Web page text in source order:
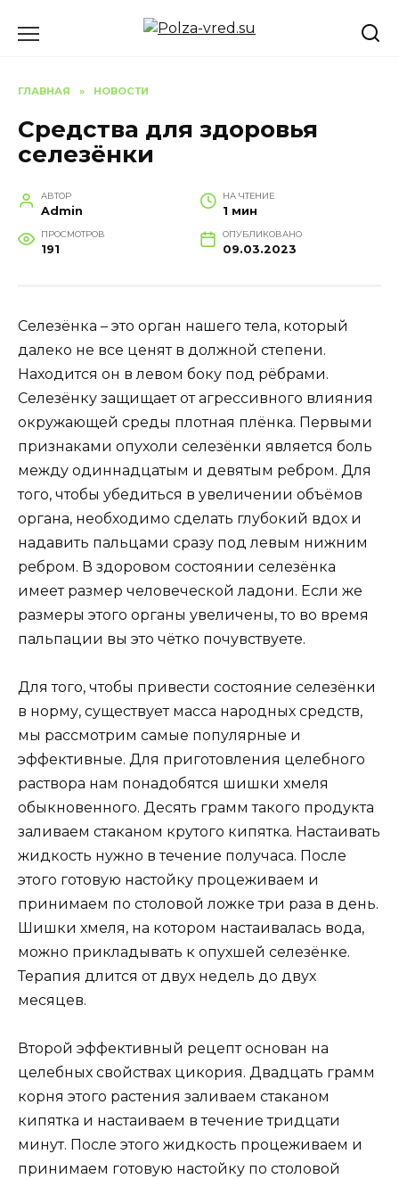
ГЛАВНАЯ » НОВОСТИ
Средства для здоровья
селезёнки
АВТОР
Admin
НА ЧТЕНИЕ
1 мин
ПРОСМОТРОВ
191
ОПУБЛИКОВАНО
09.03.2023
Селезёнка – это орган нашего тела, который
далеко не все ценят в должной степени.
Находится он в левом боку под рёбрами.
Селезёнку защищает от агрессивного влияния
окружающей среды плотная плёнка. Первыми
признаками опухоли селезёнки является боль
между одиннадцатым и девятым ребром. Для
того, чтобы убедиться в увеличении объёмов
органа, необходимо сделать глубокий вдох и
надавить пальцами сразу под левым нижним
ребром. В здоровом состоянии селезёнка
имеет размер человеческой ладони. Если же
размеры этого органы увеличены, то во время
пальпации вы это чётко почувствуете.
Для того, чтобы привести состояние селезёнки
в норму, существует масса народных средств,
мы рассмотрим самые популярные и
эффективные. Для приготовления целебного
раствора нам понадобятся шишки хмеля
обыкновенного. Десять грамм такого продукта
заливаем стаканом крутого кипятка. Настаивать
жидкость нужно в течение получаса. После
этого готовую настойку процеживаем и
принимаем по столовой ложке три раза в день.
Шишки хмеля, на котором настаивалась вода,
можно прикладывать к опухшей селезёнке.
Терапия длится от двух недель до двух
месяцев.
Второй эффективный рецепт основан на
целебных свойствах цикория. Двадцать грамм
корня этого растения заливаем стаканом
кипятка и настаиваем в течение тридцати
минут. После этого жидкость процеживаем и
принимаем готовую настойку по столовой